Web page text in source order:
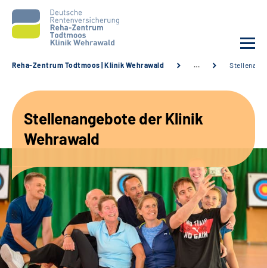
Unsere Angebote
Karriere
Sozialdienste & Zuweisende
Suche
Reha-Zentrum Todtmoos | Klinik Wehrawald …
Stellenangebote der Klinik
Wehrawald